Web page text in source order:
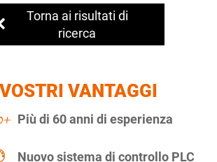
Torna ai risultati di
ricerca
VANTAGGI
Più di 60 anni di esperienza
Nuovo sistema di controllo PLC